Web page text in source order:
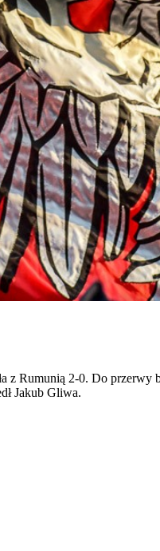
Rumunią 2-0. Do
Jakub Gliwa.